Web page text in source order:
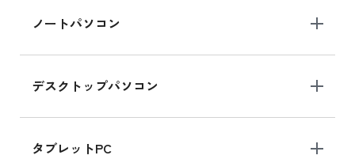
ノートパソコン
デスクトップパソコン
タブレットPC
ら
iPad mini シリーズ 2024
iPad mini 8.3インチ の新品買取価格